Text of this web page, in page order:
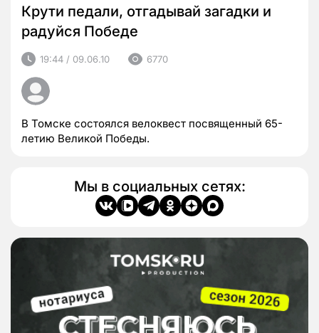
Крути педали, отгадывай загадки и
радуйся Победе
19:44 / 09.06.10 6770
В Томске состоялся велоквест посвященный 65-
летию Великой Победы.
Мы в социальных сетях: